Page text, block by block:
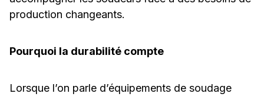
production changeants.
Pourquoi la durabilité compte
Lorsque l’on parle d’équipements de soudage